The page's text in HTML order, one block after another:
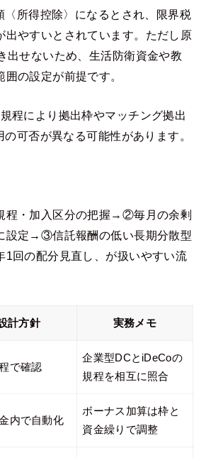
〈所得控除〉になるとされ、限界税
出やすいとされています。ただし原
出せないため、生活防衛資金や教
の設定が前提です。
程により拠出枠やマッチング拠出
可否が異なる可能性があります。
程・加入区分の把握→②毎月の余剰
設定→③信託報酬の低い長期分散型
回の配分見直し、が扱いやすい流
計方針 実務メモ
で確認
企業型DCとiDeCoの
規程を相互に照合
内で自動化
ボーナス加算は枠と
資金繰りで調整